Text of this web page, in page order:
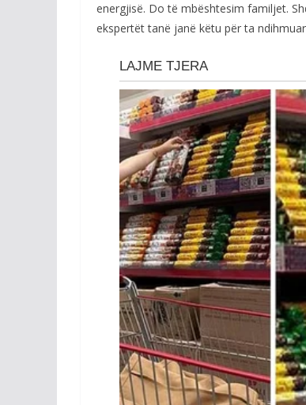
energjisë. Do të mbështesim familjet.
ekspertët tanë janë këtu për ta